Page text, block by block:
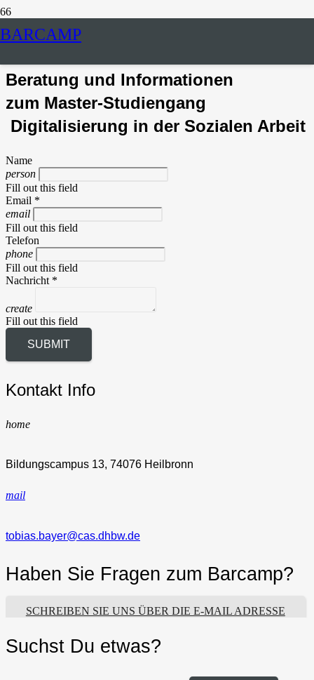
BARCAMP
Kontakt
Beratung und Informationen
zum Master-Studiengang
Digitalisierung in der Sozialen Arbeit
Name
person
Fill out this field
Email *
email
Fill out this field
Telefon
phone
Fill out this field
Nachricht *
create
Fill out this field
SUBMIT
Kontakt Info
home
Bildungscampus 13, 74076 Heilbronn
mail
tobias.bayer@cas.dhbw.de
Haben Sie Fragen zum Barcamp?
SCHREIBEN SIE UNS ÜBER DIE E-MAIL ADRESSE
Suchst Du etwas?